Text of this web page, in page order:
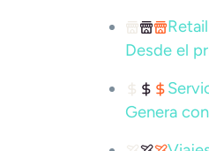
Desde el
Genera